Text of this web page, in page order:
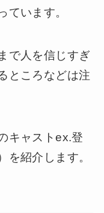
ています。
で人を信じすぎ
ところなどは注
キャストex.登
を紹介します。